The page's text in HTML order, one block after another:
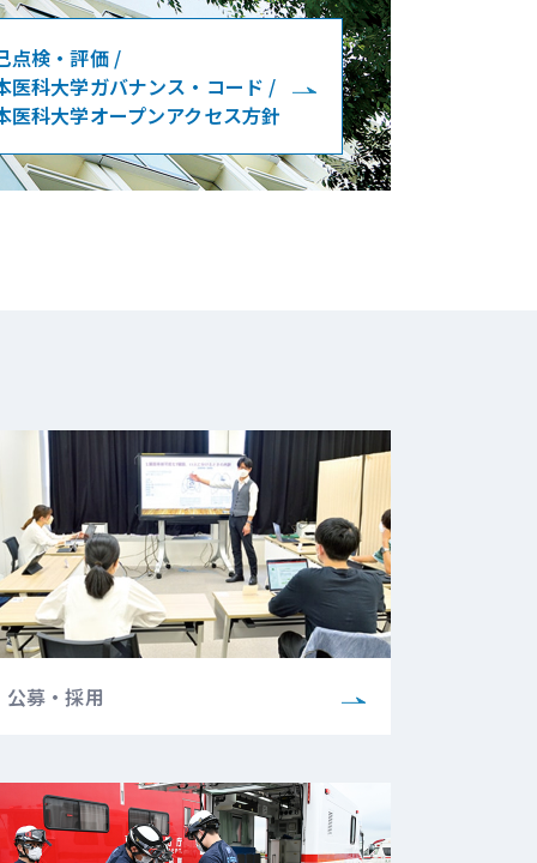
点検・評価 /
医科大学ガバナンス・コード /
医科大学オープンアクセス方針
公募・採用